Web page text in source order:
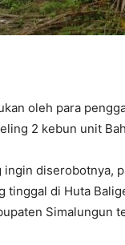
oleh para
2 kebun unit
ingin diserobotnya,
di Huta
Simalungun